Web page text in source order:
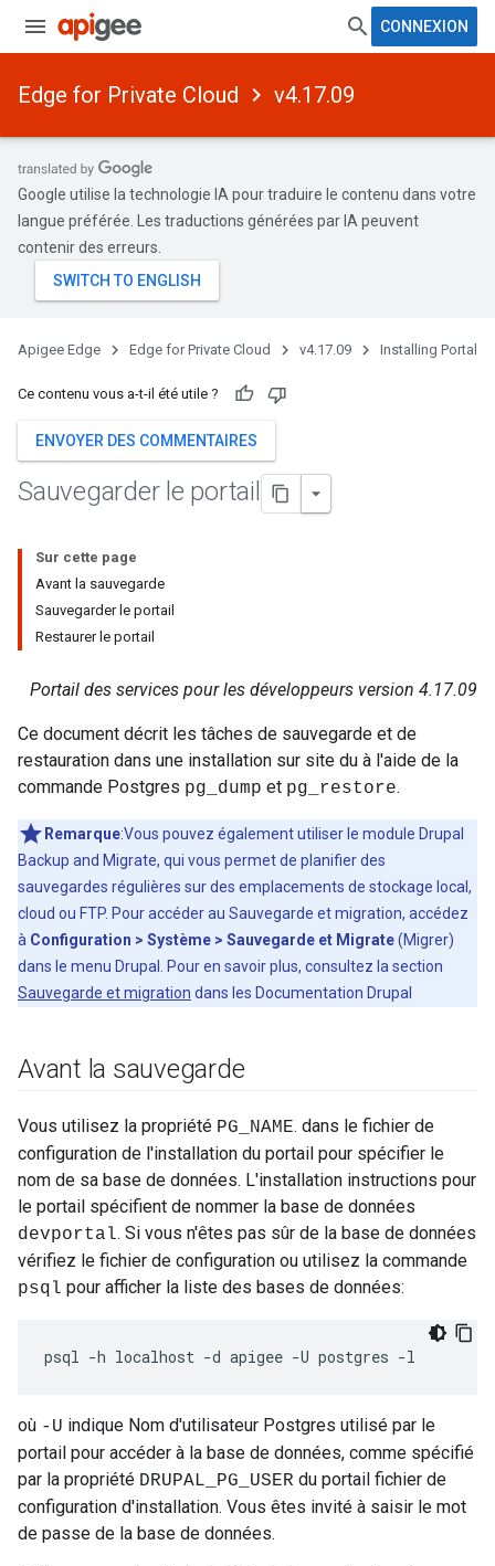
CONNEXION
Edge for Private Cloud v4.17.09
Google utilise la technologie IA pour traduire le contenu dans votre
langue préférée. Les traductions générées par IA peuvent
contenir des erreurs.
Apigee Edge Edge for Private Cloud v4.17.09 Installing Portal
Ce contenu vous a-t-il été utile ?
ENVOYER DES COMMENTAIRES
Sauvegarder le portail
Sur cette page
Avant la sauvegarde
Sauvegarder le portail
Restaurer le portail
Portail des services pour les développeurs version 4.17.09
Ce document décrit les tâches de sauvegarde et de
restauration dans une installation sur site du à l'aide de la
commande Postgres pg_dump et pg_restore.
Remarque:Vous pouvez également utiliser le module Drupal
Backup and Migrate, qui vous permet de planifier des
sauvegardes régulières sur des emplacements de stockage local,
cloud ou FTP. Pour accéder au Sauvegarde et migration, accédez
à Configuration > Système > Sauvegarde et Migrate(Migrer)
dans le menu Drupal. Pour en savoir plus, consultez la section
Sauvegarde et migration dans les Documentation Drupal
Avant la sauvegarde
Vous utilisez la propriété PG_NAME. dans le fichier de
configuration de l'installation du portail pour spécifier le
nom de sa base de données. L'installation instructions pour
le portail spécifient de nommer la base de données
devportal. Si vous n'êtes pas sûr de la base de données
vérifiez le fichier de configuration ou utilisez la commande
psql pour afficher la liste des bases de données:
psql -h localhost -d apigee -U postgres -l
où -U indique Nom d'utilisateur Postgres utilisé par le
portail pour accéder à la base de données, comme spécifié
par la propriété DRUPAL_PG_USER du portail fichier de
configuration d'installation. Vous êtes invité à saisir le mot
de passe de la base de données.